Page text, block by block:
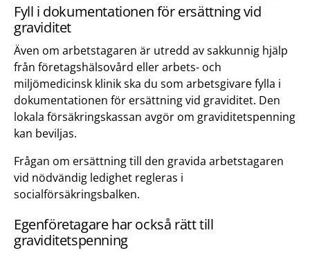
Fyll i dokumentationen för ersättning vid
graviditet
Även om arbetstagaren är utredd av sakkunnig hjälp
från företagshälsovård eller arbets- och
miljömedicinsk klinik ska du som arbetsgivare fylla i
dokumentationen för ersättning vid graviditet. Den
lokala försäkringskassan avgör om graviditetspenning
kan beviljas.
Frågan om ersättning till den gravida arbetstagaren
vid nödvändig ledighet regleras i
socialförsäkringsbalken.
Egenföretagare har också rätt till
graviditetspenning